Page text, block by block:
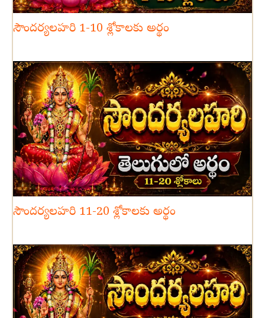
సౌందర్యలహరి 1-10 శ్లోకాలకు అర్థం
సౌందర్యలహరి 11-20 శ్లోకాలకు అర్థం